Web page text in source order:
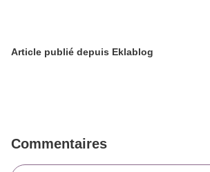
Article publié depuis Eklablog
Commentaires